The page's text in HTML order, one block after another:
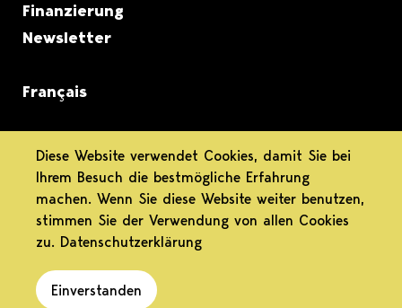
Finanzierung
Newsletter
Français
informiert.
differenziert.
engagiert.
Datenschutz Impressum
Diese Website verwendet Cookies, damit Sie bei
Ihrem Besuch die bestmögliche Erfahrung
machen. Wenn Sie diese Website weiter benutzen,
stimmen Sie der Verwendung von allen Cookies
zu. Datenschutzerklärung
Einverstanden